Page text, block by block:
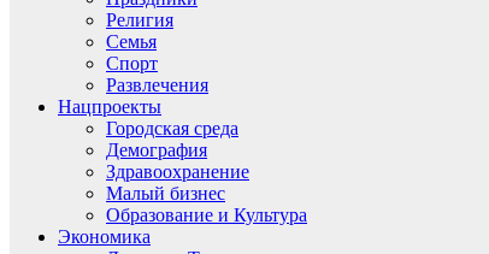
Религия
Семья
Спорт
Развлечения
Нацпроекты
Городская среда
Демография
Здравоохранение
Малый бизнес
Образование и Культура
Экономика